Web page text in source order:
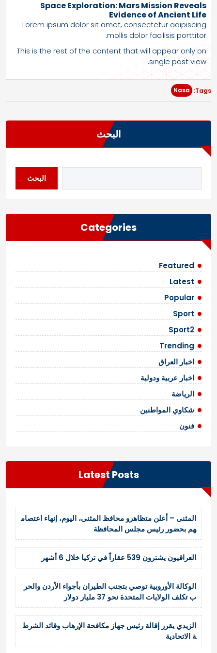
Space Exploration: Mars Mission Reveals
Evidence of Ancient Life
Lorem ipsum dolor sit amet, consectetur adipiscing
mollis dolor facilisis porttitor.
This is the rest of the content that will appear only on
single post view.
Tags:
Nasa
البحث
البحث
Categories
Featured
Latest
Popular
Sport
Sport2
Trending
اخبار العراق
اخبار عربية ودولية
الرياضة
شكاوي المواطنين
فنون
Latest Posts
المثنى – أعلن متظاهرو محافظ المثنى، اليوم، إنهاء اعتصام
هم بحضور رئيس مجلس المحافظة
العراقيون يشترون 539 عقاراً في تركيا خلال 6 أشهر
الوكالة الأوروبية توصي بتجنب الطيران بأجواء الأردن والحر
ب تكلف الولايات المتحدة نحو 37 مليار دولار
الزيدي يقرر إقالة رئيس جهاز مكافحة الإرهاب وقائد الشرط
ة الاتحادية